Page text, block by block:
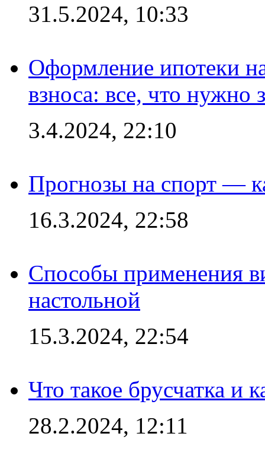
31.5.2024, 10:33
Оформление ипотеки
взноса: все, что нужно
3.4.2024, 22:10
Прогнозы на спорт —
16.3.2024, 22:58
Способы применения
настольной
15.3.2024, 22:54
Что такое брусчатка и
28.2.2024, 12:11